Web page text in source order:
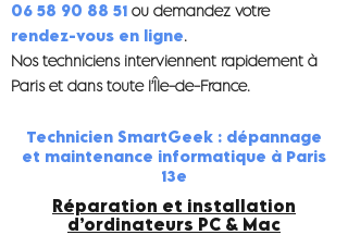
06 58 90 88 51 ou demandez votre
rendez-vous en ligne.
Nos techniciens interviennent rapidement à
Paris et dans toute l’Île-de-France.
Technicien SmartGeek : dépannage
et maintenance informatique à Paris
13e
Réparation et installation
d’ordinateurs PC & Mac